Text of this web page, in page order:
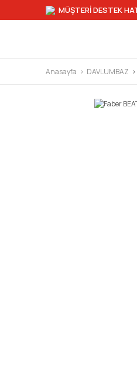
MÜŞTERİ DESTEK
Anasayfa DAVLUMBAZ